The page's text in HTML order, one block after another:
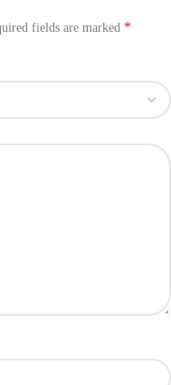
fields are marked *